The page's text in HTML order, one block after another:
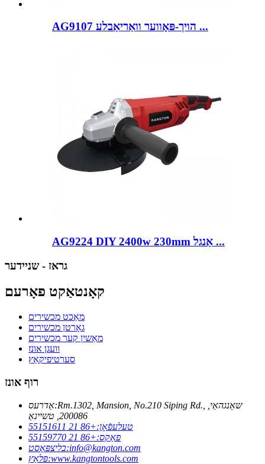
AG9107 הויך-פּאָווער וואַריאַבלע ...
AG9224 DIY 2400w 230mm אַנגל ...
גראז - שניידער
קאָנטאַקט פאָרעם
מאַכט מכשירים
גאָרטן מכשירים
מאַשין קער מכשירים
וועגן אונז
סערטיפיקאַץ
רוף אונז
אַדרעס:Rm.1302, Mansion, No.210 Siping Rd., שאַנגהאַי,
200086, טשיינאַ
טעלעפֿאָן:+86 21 55151611
פאַקס:+86 21 55159770
בליצפּאָסט:info@kangton.com
פּלאַץ:www.kangtontools.com